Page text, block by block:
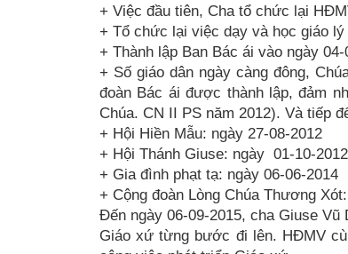
+ Việc đầu tiên, Cha tổ chức lại
+ Tổ chức lại việc dạy và học giáo lý
+ Thành lập Ban Bác ái vào ngày
+ Số giáo dân ngày càng đông,
đoàn Bác ái được thành lập, đảm
Chúa. CN II PS năm 2012). Và tiếp
+ Hội Hiền Mẫu: ngày 27-08-2012
+ Hội Thánh Giuse: ngày 01-10-2012
+ Gia đình phạt tạ: ngày 06-06-2014
+ Cộng đoàn Lòng Chúa Thương
Đến ngày 06-09-2015, cha Giuse Vũ
Giáo xứ từng bước đi lên. HĐMV